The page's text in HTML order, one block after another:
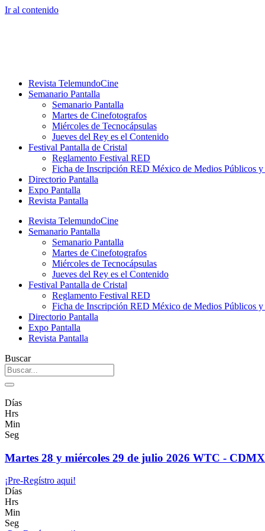
Ir al contenido
Revista TelemundoCine
Semanario Pantalla
Semanario Pantalla
Martes de Cinefotografos
Miércoles de Tecnocápsulas
Jueves del Rey es el Contenido
Festival Pantalla de Cristal
Reglamento Festival RED
Ficha de Inscripción RED México de Medios Públicos
Directorio Pantalla
Expo Pantalla
Revista Pantalla
Revista TelemundoCine
Semanario Pantalla
Semanario Pantalla
Martes de Cinefotografos
Miércoles de Tecnocápsulas
Jueves del Rey es el Contenido
Festival Pantalla de Cristal
Reglamento Festival RED
Ficha de Inscripción RED México de Medios Públicos
Directorio Pantalla
Expo Pantalla
Revista Pantalla
Buscar
Días
Hrs
Min
Seg
Martes 28 y miércoles 29 de julio 2026 WTC - CDMX
¡Pre-Regístro aqui!
Días
Hrs
Min
Seg